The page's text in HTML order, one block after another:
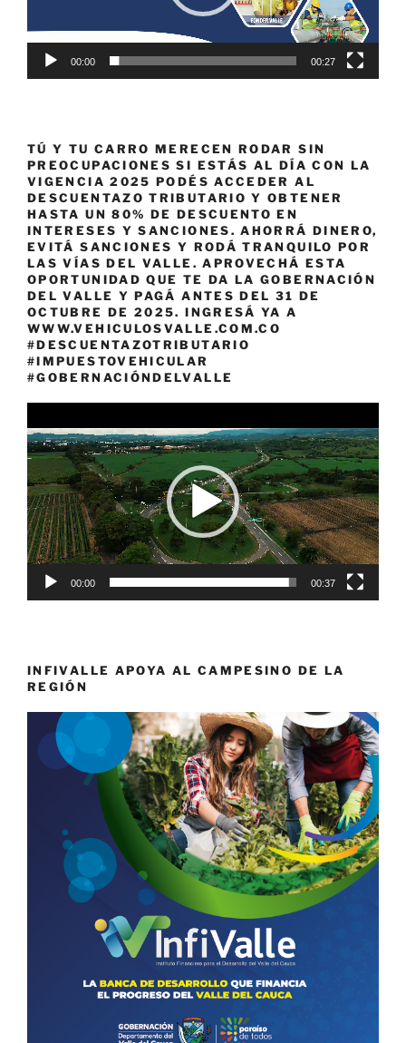
00:00 00:27
TÚ Y TU CARRO MERECEN RODAR SIN
PREOCUPACIONES SI ESTÁS AL DÍA CON LA
VIGENCIA 2025 PODÉS ACCEDER AL
DESCUENTAZO TRIBUTARIO Y OBTENER
HASTA UN 80% DE DESCUENTO EN
INTERESES Y SANCIONES. AHORRÁ DINERO,
EVITÁ SANCIONES Y RODÁ TRANQUILO POR
LAS VÍAS DEL VALLE. APROVECHÁ ESTA
OPORTUNIDAD QUE TE DA LA GOBERNACIÓN
DEL VALLE Y PAGÁ ANTES DEL 31 DE
OCTUBRE DE 2025. INGRESÁ YA A
WWW.VEHICULOSVALLE.COM.CO
#DESCUENTAZOTRIBUTARIO
#IMPUESTOVEHICULAR
#GOBERNACIÓNDELVALLE
de
vídeo
00:00 00:37
INFIVALLE APOYA AL CAMPESINO DE LA
REGIÓN